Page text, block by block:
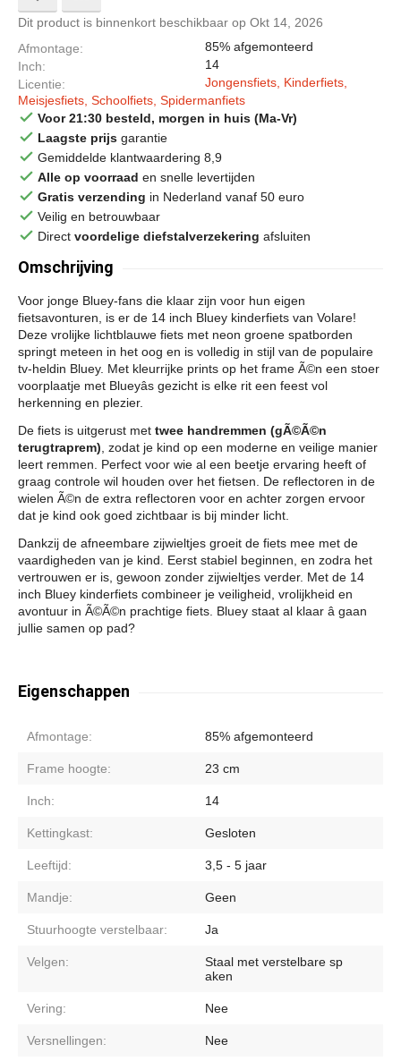
Dit product is binnenkort beschikbaar op Okt 14, 2026
Afmontage
85% afgemonteerd
Inch
14
Licentie
Jongensfiets, Kinderfiets,
Meisjesfiets, Schoolfiets, Spidermanfiets
done Voor 21:30 besteld, morgen in huis (Ma-Vr)
done Laagste prijs garantie
done Gemiddelde klantwaardering 8,9
done Alle op voorraad en snelle levertijden
done Gratis verzending in Nederland vanaf 50 euro
done Veilig en betrouwbaar
done Direct voordelige diefstalverzekering afsluiten
Omschrijving
Voor jonge Bluey-fans die klaar zijn voor hun eigen
fietsavonturen, is er de 14 inch Bluey kinderfiets van Volare!
Deze vrolijke lichtblauwe fiets met neon groene spatborden
springt meteen in het oog en is volledig in stijl van de populaire
tv-heldin Bluey. Met kleurrijke prints op het frame Ã©n een stoer
voorplaatje met Blueyâs gezicht is elke rit een feest vol
herkenning en plezier.
De fiets is uitgerust met twee handremmen (gÃ©Ã©n
terugtraprem) , zodat je kind op een moderne en veilige manier
leert remmen. Perfect voor wie al een beetje ervaring heeft of
graag controle wil houden over het fietsen. De reflectoren in de
wielen Ã©n de extra reflectoren voor en achter zorgen ervoor
dat je kind ook goed zichtbaar is bij minder licht.
Dankzij de afneembare zijwieltjes groeit de fiets mee met de
vaardigheden van je kind. Eerst stabiel beginnen, en zodra het
vertrouwen er is, gewoon zonder zijwieltjes verder. Met de 14
inch Bluey kinderfiets combineer je veiligheid, vrolijkheid en
avontuur in Ã©Ã©n prachtige fiets. Bluey staat al klaar â gaan
jullie samen op pad?
Eigenschappen
Afmontage: 85% afgemonteerd
Frame hoogte: 23 cm
Inch: 14
Kettingkast: Gesloten
Leeftijd: 3,5 - 5 jaar
Mandje: Geen
Stuurhoogte verstelbaar: Ja
Velgen:
Staal met verstelbare sp
aken
Vering: Nee
Versnellingen: Nee